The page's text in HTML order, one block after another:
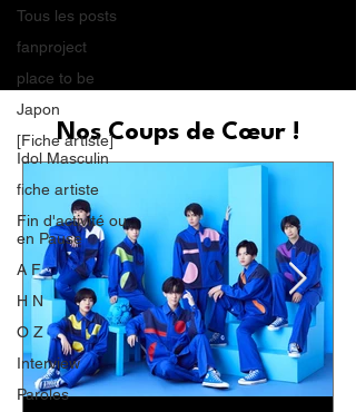
envie de vous partager mon avis.
Tous les posts
fanproject
place to be
Japon
[Fiche artiste]
Idol Masculin
fiche artiste
Fin d'activité ou
en Pause
A F
H N
O Z
Interview
Paroles
Nos Coups de Cœur !